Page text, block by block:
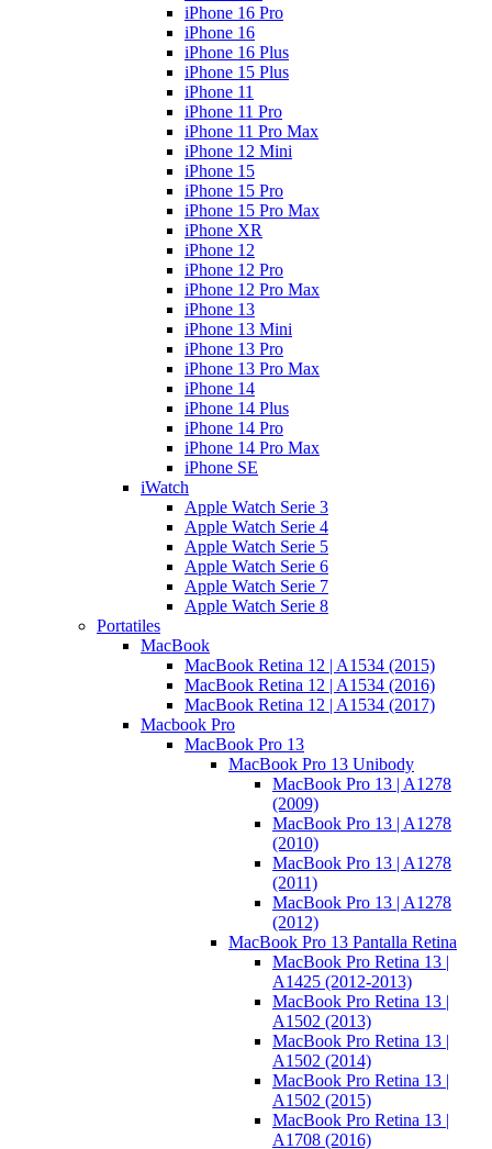
iPhone 16 Pro
iPhone 16
iPhone 16 Plus
iPhone 15 Plus
iPhone 11
iPhone 11 Pro
iPhone 11 Pro Max
iPhone 12 Mini
iPhone 15
iPhone 15 Pro
iPhone 15 Pro Max
iPhone XR
iPhone 12
iPhone 12 Pro
iPhone 12 Pro Max
iPhone 13
iPhone 13 Mini
iPhone 13 Pro
iPhone 13 Pro Max
iPhone 14
iPhone 14 Plus
iPhone 14 Pro
iPhone 14 Pro Max
iPhone SE
iWatch
Apple Watch Serie 3
Apple Watch Serie 4
Apple Watch Serie 5
Apple Watch Serie 6
Apple Watch Serie 7
Apple Watch Serie 8
Portatiles
MacBook
MacBook Retina 12 | A1534 (2015)
MacBook Retina 12 | A1534 (2016)
MacBook Retina 12 | A1534 (2017)
Macbook Pro
MacBook Pro 13
MacBook Pro 13 Unibody
MacBook Pro 13 | A1278
(2009)
MacBook Pro 13 | A1278
(2010)
MacBook Pro 13 | A1278
(2011)
MacBook Pro 13 | A1278
(2012)
MacBook Pro 13 Pantalla Retina
MacBook Pro Retina 13 |
A1425 (2012-2013)
MacBook Pro Retina 13 |
A1502 (2013)
MacBook Pro Retina 13 |
A1502 (2014)
MacBook Pro Retina 13 |
A1502 (2015)
MacBook Pro Retina 13 |
A1708 (2016)